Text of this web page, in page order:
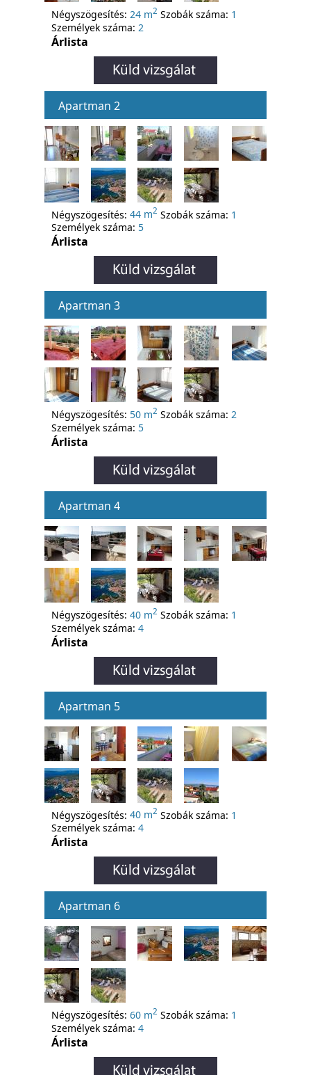
Négyszögesítés: 24 m2 Szobák száma: 1
Személyek száma: 2
Árlista
Apartman 2
Négyszögesítés: 44 m2 Szobák száma: 1
Személyek száma: 5
Árlista
Apartman 3
Négyszögesítés: 50 m2 Szobák száma: 2
Személyek száma: 5
Árlista
Apartman 4
Négyszögesítés: 40 m2 Szobák száma: 1
Személyek száma: 4
Árlista
Apartman 5
Négyszögesítés: 40 m2 Szobák száma: 1
Személyek száma: 4
Árlista
Apartman 6
Négyszögesítés: 60 m2 Szobák száma: 1
Személyek száma: 4
Árlista